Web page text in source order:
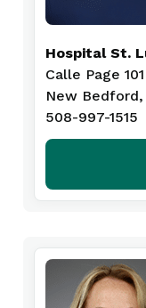
Hospital St.
Calle Page 101
New
508-997-1515